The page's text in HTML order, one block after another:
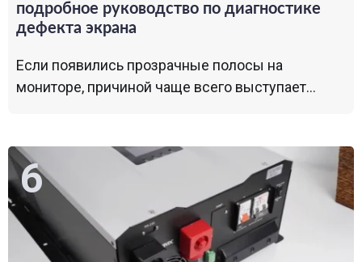
подробное руководство по диагностике
дефекта экрана
Если появились прозрачные полосы на
мониторе, причиной чаще всего выступает...